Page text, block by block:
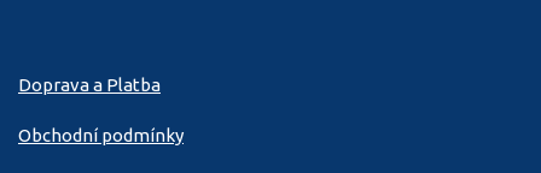
Doprava a Platba
Obchodní podmínky